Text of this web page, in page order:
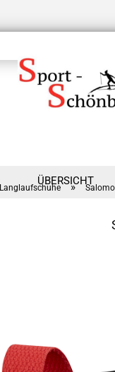
ÜBERSICHT
Langlaufschuhe »